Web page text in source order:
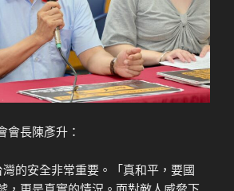
長陳彥升：
的安全非常重要。「真和平，要國